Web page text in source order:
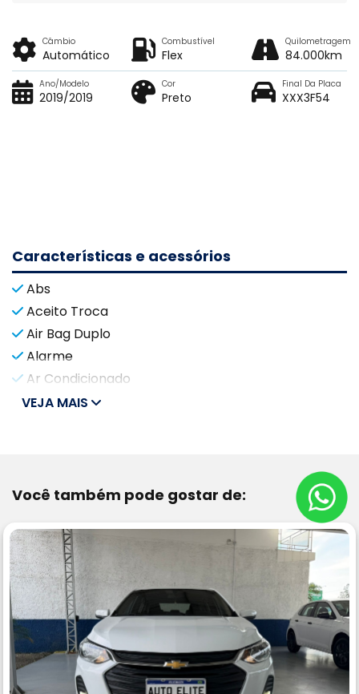
Câmbio
Automático
Combustível
Flex
Quilometragem
84.000km
Ano/Modelo
2019/2019
Cor
Preto
Final Da Placa
XXX3F54
Características e acessórios
Abs
Aceito Troca
Air Bag Duplo
Alarme
Ar Condicionado
VEJA MAIS
Você também pode gostar de: